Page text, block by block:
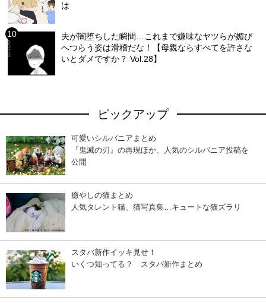
は
夫が闇堕ちした瞬間…これまで嫌味なヤツらが媚び
へつらう姿は滑稽だな！【母親ならすべてを許さな
いとダメですか？ Vol.28】
ピックアップ
可愛いシルバニアまとめ
『鬼滅の刃』の再現ほか、人気のシルバニア投稿を
公開
癒やしの猫まとめ
人気タレント猫、猫写真集…キュートな猫ズラリ
スタバ新作イッキ見せ！
いくつ知ってる？ スタバ新作まとめ